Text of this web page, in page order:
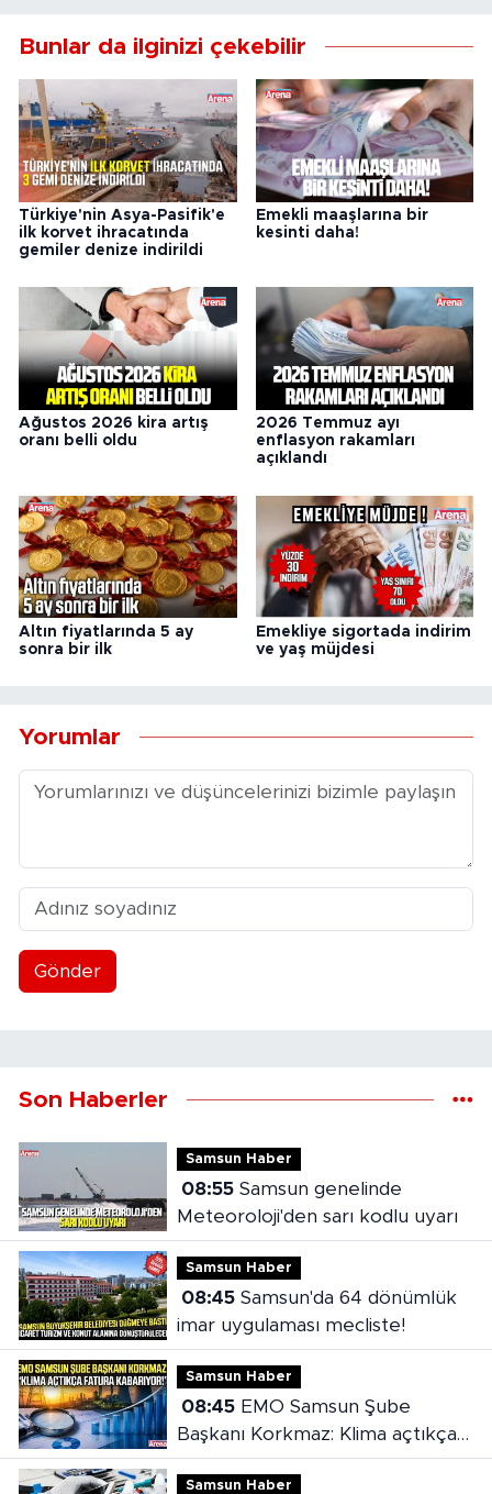
Bunlar da ilginizi çekebilir
Türkiye'nin Asya-Pasifik'e
ilk korvet ihracatında
gemiler denize indirildi
Emekli maaşlarına bir
kesinti daha!
Ağustos 2026 kira artış
oranı belli oldu
2026 Temmuz ayı
enflasyon rakamları
açıklandı
Altın fiyatlarında 5 ay
sonra bir ilk
Emekliye sigortada indirim
ve yaş müjdesi
Yorumlar
Gönder
Son Haberler
Samsun Haber
08:55Samsun genelinde
Meteoroloji'den sarı kodlu uyarı
Samsun Haber
08:45Samsun'da 64 dönümlük
imar uygulaması mecliste!
Samsun Haber
08:45EMO Samsun Şube
Başkanı Korkmaz: Klima açtıkça
fatura kabarıyor!
Samsun Haber